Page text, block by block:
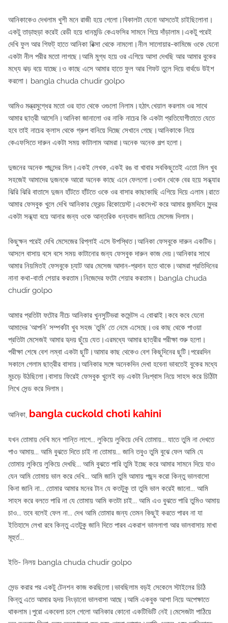
আনিকাকেও দেখলাম খুশী মনে রাজী হয়ে গেলো।বিকালটা যেনো আসতেই চাইছিলোনা।
একটু তাড়াহুড়া করেই রেডী হয়ে ধানমন্ডি কেএফসির সামনে গিয়ে দাঁড়ালাম।একটু পরেই
দেখি ফুল আর গিফট্‌ হাতে আনিকা রিক্সা থেকে নামলো।নীল সালোয়ার-কামিজে ওকে যেনো
একটা নীল পরীর মতো লাগছে।আমি মুগ্ধ হয়ে ওর এগিয়ে আসা দেখছি আর আমার বুকের
মধ্যে ঝড় বয়ে যাচ্ছে।ও কাছে এসে আমার হাতে ফুল আর গিফট তুলে দিয়ে বার্থডে উইশ
করলো। bangla chuda chudir golpo
আমিও মন্ত্রমুগ্ধের মতো ওর হাত থেকে ওগুলো নিলাম।হঠাৎ খেয়াল করলাম ওর সাথে
আমার ছাত্রী আসেনি।আনিকা জানালো ওর নাকি নাচের কি একটা প্রতিযোগীতাতে যেতে
হবে তাই নাচের ক্লাস থেকে গ্রুপ বানিয়ে দিচ্ছে সেখানে গেছে।আনিকাকে নিয়ে
কেএফসিতে দারুন একটা সময় কাটালাম আমরা।অনেক অনেক গল্প হলো।
দুজনের অনেক পছন্দের মিল।একই লেখক, একই রঙ বা খাবার সবকিছুতেই এতো মিল খুব
সহজেই আমাদের দুজনকে আরো অনেক কাছে এনে ফেললো।ওখান থেকে বের হয়ে সন্ধ্যার
ঝিরি ঝিরি বাতাসে দুজন হাঁটতে হাঁটতে ওকে ওর বাসার কাছাকাছি এগিয়ে দিয়ে এলাম।রাতে
আমার ফেসবুক খুলে দেখি আনিকার ফ্রেন্ড রিকোয়েস্ট।একসেপ্ট করে আমার জন্মদিনে সুন্দর
একটা সন্ধ্যা বয়ে আনার জন্য ওকে আন্তরিক ধন্যবাদ জানিয়ে মেসেজ দিলাম।
কিছুক্ষন পরেই দেখি মেসেজের রিপ্লাই এসে উপস্থিত।আনিকা ফেসবুকে দারুন একটিভ।
আসলে বাসায় বসে বসে সময় কাটানোর জন্য ফেসবুক দারুন কাজ দেয়।আনিকার সাথে
আমার নিয়মিতই ফেসবুকে চ্যাট আর মেসেজ আদান-প্রদান হতে থাকে।আমরা প্রতিদিনের
নানা কথা-বার্তা শেয়ার করতাম।নিজেদের ফটো শেয়ার করতাম। bangla chuda
chudir golpo
আমার প্রতিটা ফটোর নীচে আনিকার খুনসুটিভরা কমেন্টস এ বোঝাই।কবে কবে যেনো
আমাদের ‘আপনি’ সম্পর্কটা খুব সহজ ‘তুমি’ তে নেমে এসেছে।ওর কাছ থেকে পাওয়া
প্রতিটা মেসেজই আমার হৃদয় ছুঁয়ে যেত।এরমধ্যে আমার ছাত্রীর পরীক্ষা শুরু হলো।
পরীক্ষা শেষে বেশ লম্বা একটা ছুটি।আমার কাছ থেকেও বেশ কিছুদিনের ছুটি।পরেরদিন
সকালে গেলাম ছাত্রীর বাসায়।আনিকার সঙ্গে অনেকদিন দেখা হবেনা ভাবতেই বুকের মধ্যে
মুচড়ে উঠছিলো।বাসায় ফিরেই ফেসবুক খুলেই বড় একটা নিঃশ্বাস নিয়ে সাহস করে চিঠিটা
লিখে সেন্ড করে দিলাম।
আনিকা, bangla cuckold choti kahini
যখন তোমায় দেখি মনে শান্তি লাগে... লুকিয়ে লুকিয়ে দেখি তোমায়... যাতে তুমি না দেখতে
পাও আমায়... আমি বুঝতে দিতে চাই না তোমায়... জানি তবুও তুমি বুঝে ফেল আমি যে
তোমায় লুকিয়ে লুকিয়ে দেখছি... আমি বুঝতে পারি তুমি ইচ্ছে করে আমার সামনে দিয়ে যাও
যেন আমি তোমায় ভাল করে দেখি... আমি জানি তুমি আমায় পছন্দ করো কিন্তু ভালবাসো
কিনা জানি না... তোমার আমার মনের টান যে কতটুকু তা তুমি ভাল করেই জানো... আমি
সাহস করে বলতে পারি না যে তোমায় আমি কতটা চাই... আমি এও বুঝতে পারি তুমিও আমায়
চাও... তবে বলেই ফেল না... দেখ আমি তোমার জন্য তেমন কিছুই করতে পারব না যা
ইতিহাসে লেখা রবে কিন্তু এতটুকু জানি দিতে পারব একরাশ ভাললাগা আর ভালবাসায় মাখা
মূহুর্ত...
ইতি- নিলয় bangla chuda chudir golpo
সেন্ড করার পর একটু টেনশন কাজ করছিলো।ভাবছিলাম বড়ই সেকেলে স্টাইলের চিঠি
কিন্তু এতে আমার হৃদয় নিংড়ানো ভালবাসা আছে।আমি একবুক আশা নিয়ে অপেক্ষাতে
থাকলাম।পুরো একবেলা চলে গেলো আনিকার কোনো একটিভিটি নেই।মেসেজটা পাঠিয়ে